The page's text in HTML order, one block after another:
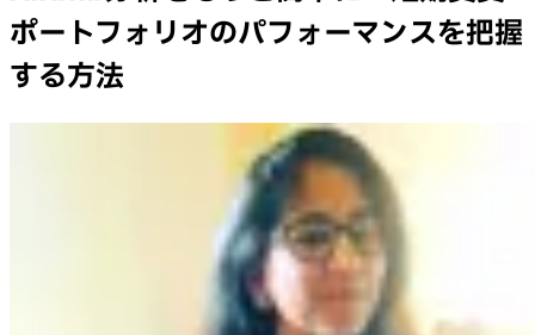
ポートフォリオのパフォーマンスを把握
する方法